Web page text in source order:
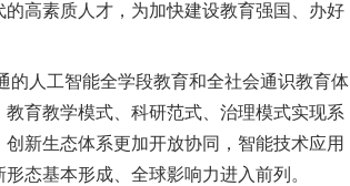
高素质人才，为加快建设教育强国、办好
人工智能全学段教育和全社会通识教育体
育教学模式、科研范式、治理模式实现系
新生态体系更加开放协同，智能技术应用
态基本形成、全球影响力进入前列。